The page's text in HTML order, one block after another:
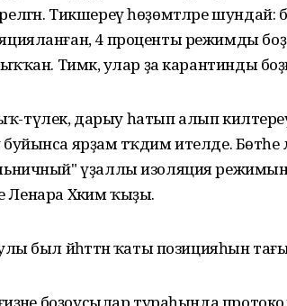
Тикшереү һөҙөмтәләре
4 проценты режимды
Тимәк, улар ҙа карантинды
аҙыҡ-түлек, дарыу һатып алып
ярҙам тәҡдим ителде.
үҙаллы изоляция режимын
Ленара Хәким ҡыҙы.
был йәһәттән ҡаты позицияһын